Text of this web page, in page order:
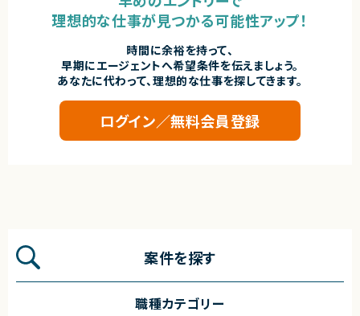
理想的な仕事が見つかる可能性アップ！
時間に余裕を持って、
早期にエージェントへ希望条件を伝えましょう。
あなたに代わって、理想的な仕事を探してきます。
ログイン／無料会員登録
案件を探す
職種カテゴリー